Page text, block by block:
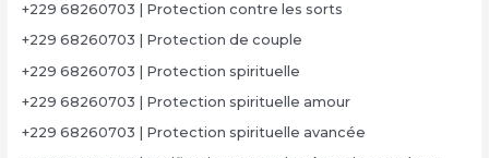
+229 68260703 | Protection contre les sorts
+229 68260703 | Protection de couple
+229 68260703 | Protection spirituelle
+229 68260703 | Protection spirituelle amour
+229 68260703 | Protection spirituelle avancée